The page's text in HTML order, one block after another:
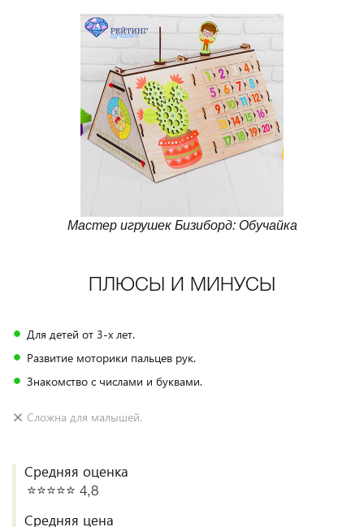
Мастер игрушек Бизиборд: Обучайка
ПЛЮСЫ И МИНУСЫ
Для детей от 3-х лет.
Развитие моторики пальцев рук.
Знакомство с числами и буквами.
Сложна для малышей.
Средняя оценка
⭐️⭐️⭐️⭐️⭐️ 4,8
Средняя цена